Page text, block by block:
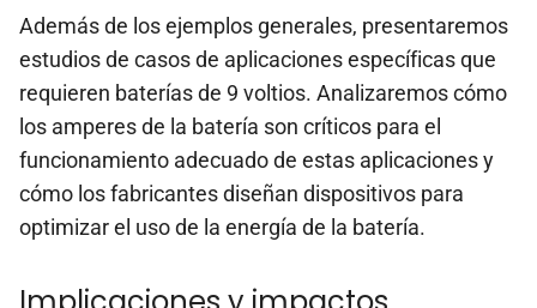
Además de los ejemplos generales, presentaremos
estudios de casos de aplicaciones específicas que
requieren baterías de 9 voltios. Analizaremos cómo
los amperes de la batería son críticos para el
funcionamiento adecuado de estas aplicaciones y
cómo los fabricantes diseñan dispositivos para
optimizar el uso de la energía de la batería.